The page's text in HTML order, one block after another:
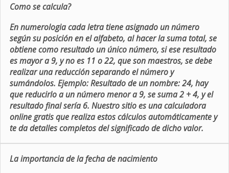
Como se calcula?
En numerologia cada letra tiene asignado un número
según su posición en el alfabeto, al hacer la suma total, se
obtiene como resultado un único número, si ese resultado
es mayor a 9, y no es 11 o 22, que son maestros, se debe
realizar una reducción separando el número y
sumándolos. Ejemplo: Resultado de un nombre: 24, hay
que reducirlo a un número menor a 9, se suma 2 + 4, y el
resultado final sería 6. Nuestro sitio es una calculadora
online gratis que realiza estos cálculos automáticamente y
te da detalles completos del significado de dicho valor.
La importancia de la fecha de nacimiento